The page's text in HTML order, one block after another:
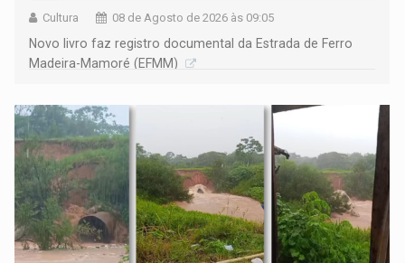
Cultura 08 de Agosto de 2026 às 09:05
Novo livro faz registro documental da Estrada de Ferro
Madeira-Mamoré (EFMM)